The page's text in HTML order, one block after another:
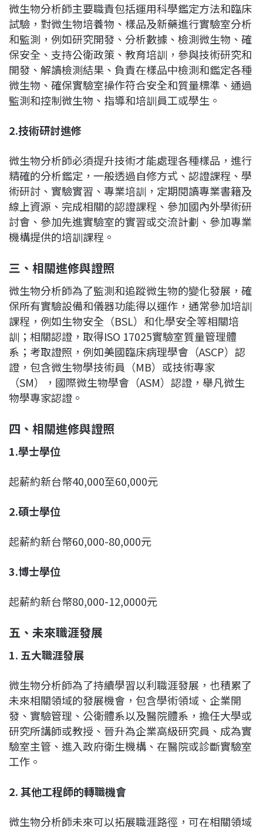
微生物分析師主要職責包括運用科學鑑定方法和臨床
試驗，對微生物培養物、樣品及新藥進行實驗室分析
和監測，例如研究開發、分析數據、檢測微生物、確
保安全、支持公衛政策、教育培訓，參與技術研究和
開發、解讀檢測結果、負責在樣品中檢測和鑑定各種
微生物、確保實驗室操作符合安全和質量標準、通過
監測和控制微生物、指導和培訓員工或學生。
2.技術研討進修
微生物分析師必須提升技術才能處理各種樣品，進行
精確的分析鑑定，一般透過自修方式、認證課程、學
術研討、實驗實習、專業培訓，定期閱讀專業書籍及
線上資源、完成相關的認證課程、參加國內外學術研
討會、參加先進實驗室的實習或交流計劃、參加專業
機構提供的培訓課程。
三、相關進修與證照
微生物分析師為了監測和追蹤微生物的變化發展，確
保所有實驗設備和儀器功能得以運作，通常參加培訓
課程，例如生物安全（BSL）和化學安全等相關培
訓；相關認證，取得ISO 17025實驗室質量管理體
系；考取證照，例如美國臨床病理學會（ASCP）認
證，包含微生物學技術員（MB）或技術專家
（SM），國際微生物學會（ASM）認證，舉凡微生
物學專家認證。
四、相關進修與證照
1.學士學位
起薪約新台幣40,000至60,000元
2.碩士學位
起薪約新台幣60,000-80,000元
3.博士學位
起薪約新台幣80,000-12,0000元
五、未來職涯發展
1. 五大職涯發展
微生物分析師為了持續學習以利職涯發展，也積累了
未來相關領域的發展機會，包含學術領域、企業開
發、實驗管理、公衛體系以及醫院體系，擔任大學或
研究所講師或教授、晉升為企業高級研究員、成為實
驗室主管、進入政府衛生機構、在醫院或診斷實驗室
工作。
2.其他工程師的轉職機會
微生物分析師未來可以拓展職涯路徑，可在相關領域